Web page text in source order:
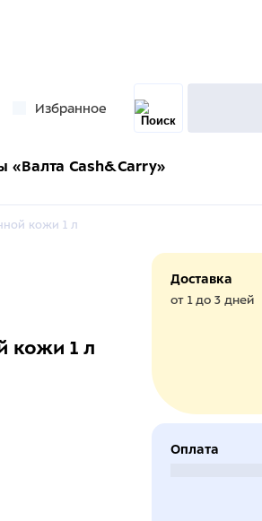
Избранное
«Валта Cash&Carry»
кожи 1 л
кожи 1 л
Доставка
от 1 до 3 дней
Оплата